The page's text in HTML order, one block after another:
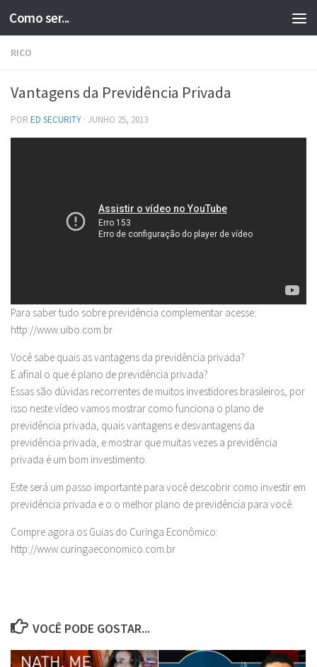
Skip to content
Como ser...
RICO
Vantagens da Previdência Privada
POR ED SECURITY · JUNHO 25, 2013
Para saber tudo sobre previdência complementar acesse:
http://www.uibo.com.br
Você sabe quais as vantagens da previdência privada?
E afinal o que é plano de previdência privada?
Essas são dúvidas recorrentes de muitos investidores brasileiros, por
isso neste vídeo vamos mostrar como funciona o plano de
previdência privada, quais vantagens e desvantagens da
previdência privada, e mostrar que muitas vezes a previdência
privada é um bom investimento.
Este será um passo importante para você descobrir como investir em
previdência privada e o o melhor plano de previdência para você.
Compre agora os Guias do Curinga Econômico:
http://www.curingaeconomico.com.br
VOCÊ PODE GOSTAR...